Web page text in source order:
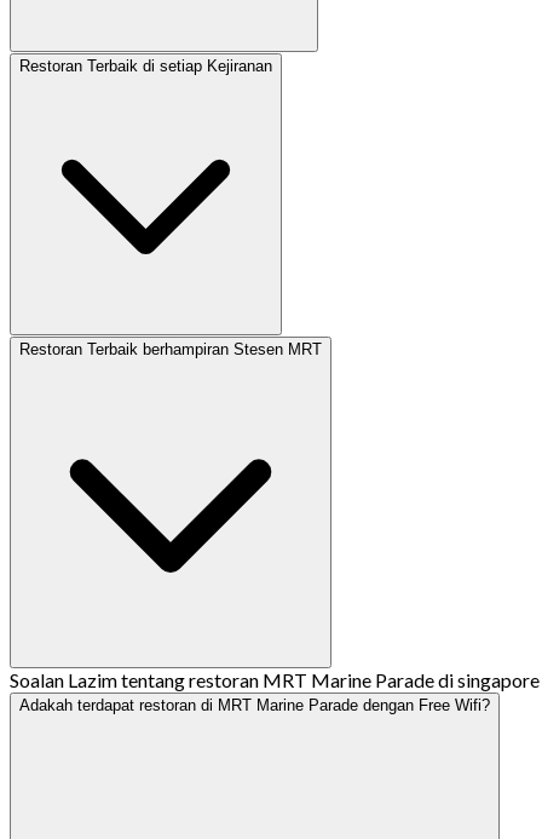
Restoran Terbaik di setiap Kejiranan
Restoran Terbaik berhampiran Stesen MRT
Soalan Lazim tentang restoran MRT Marine Parade di singapore
Adakah terdapat restoran di MRT Marine Parade dengan Free Wifi?